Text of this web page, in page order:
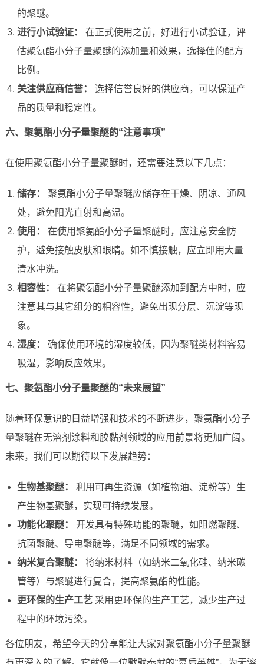
的聚醚。
进行小试验证：
在正式使用之前，好进行小试验证，评
估聚氨酯小分子量聚醚的添加量和效果，选择佳的配方
比例。
关注供应商信誉：
选择信誉良好的供应商，可以保证产
品的质量和稳定性。
六、聚氨酯小分子量聚醚的“注意事项”
在使用聚氨酯小分子量聚醚时，还需要注意以下几点：
储存：
聚氨酯小分子量聚醚应储存在干燥、阴凉、通风
处，避免阳光直射和高温。
使用：
在使用聚氨酯小分子量聚醚时，应注意安全防
护，避免接触皮肤和眼睛。如不慎接触，应立即用大量
清水冲洗。
相容性：
在将聚氨酯小分子量聚醚添加到配方中时，应
注意其与其它组分的相容性，避免出现分层、沉淀等现
象。
湿度：
确保使用环境的湿度较低，因为聚醚类材料容易
吸湿，影响反应效果。
七、聚氨酯小分子量聚醚的“未来展望”
随着环保意识的日益增强和技术的不断进步，聚氨酯小分子
量聚醚在无溶剂涂料和胶黏剂领域的应用前景将更加广阔。
未来，我们可以期待以下发展趋势：
生物基聚醚：
利用可再生资源（如植物油、淀粉等）生
产生物基聚醚，实现可持续发展。
功能化聚醚：
开发具有特殊功能的聚醚，如阻燃聚醚、
抗菌聚醚、导电聚醚等，满足不同领域的需求。
纳米复合聚醚：
将纳米材料（如纳米二氧化硅、纳米碳
管等）与聚醚进行复合，提高聚氨酯的性能。
更环保的生产工艺采用更环保的生产工艺，减少生产过
程中的环境污染。
各位朋友，希望今天的分享能让大家对聚氨酯小分子量聚醚